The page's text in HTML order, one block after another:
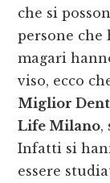
che si
persone che
magari
viso, ecco
Miglior
Life Milano,
Infatti si
essere